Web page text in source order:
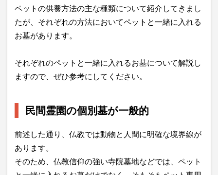
ペットの供養方法の主な種類について紹介してきまし
たが、それぞれの方法においてペットと一緒に入れる
お墓があります。
それぞれのペットと一緒に入れるお墓について解説し
ますので、ぜひ参考にしてください。
民間霊園の個別墓が一般的
前述した通り、仏教では動物と人間に明確な境界線が
あります。
そのため、仏教信仰の強い寺院墓地などでは、ペット